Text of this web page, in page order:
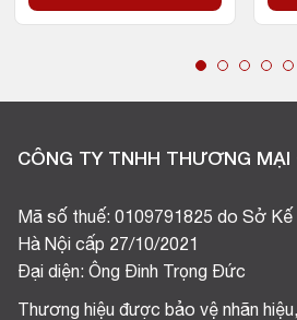
CÔNG TY TNHH THƯƠNG MẠI
Mã số thuế: 0109791825 do Sở
Hà Nội cấp 27/10/2021
Đại diện: Ông Đinh Trọng Đức
Thương hiệu được bảo vệ nhãn